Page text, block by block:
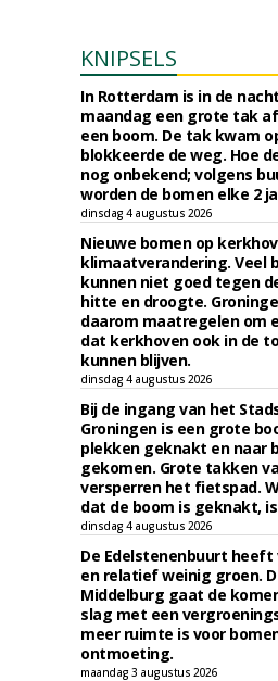
KNIPSELS
In Rotterdam is in de
maandag een grote tak
een boom. De tak kwam
blokkeerde de weg. Hoe
nog onbekend; volgens
worden de bomen elke 2
dinsdag 4 augustus 2026
Nieuwe bomen op
klimaatverandering. Veel
kunnen niet goed tegen
hitte en droogte.
daarom maatregelen om
dat kerkhoven ook in de
kunnen blijven.
dinsdag 4 augustus 2026
Bij de ingang van het
Groningen is een grote
plekken geknakt en naar
gekomen. Grote takken
versperren het fietspad.
dat de boom is geknakt,
dinsdag 4 augustus 2026
De Edelstenenbuurt heeft
en relatief weinig groen.
Middelburg gaat de
slag met een
meer ruimte is voor
ontmoeting.
maandag 3 augustus 2026